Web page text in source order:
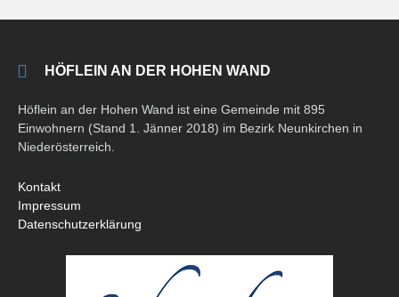
HÖFLEIN AN DER HOHEN WAND
Höflein an der Hohen Wand ist eine Gemeinde mit 895
Einwohnern (Stand 1. Jänner 2018) im Bezirk Neunkirchen in
Niederösterreich.
Kontakt
Impressum
Datenschutzerklärung